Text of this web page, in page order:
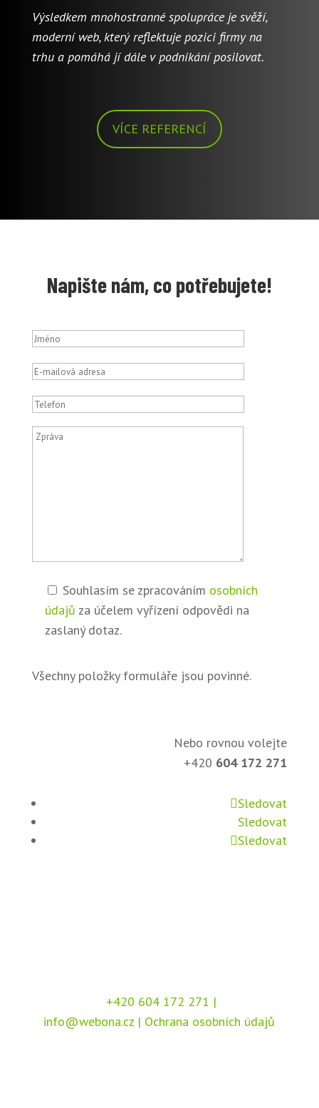
Výsledkem mnohostranné spolupráce je svěží,
moderní web, který reflektuje pozici firmy na
trhu a pomáhá jí dále v podnikání posilovat.
VÍCE REFERENCÍ
Napište nám, co potřebujete!
Souhlasím se zpracováním osobních
údajů za účelem vyřízení odpovědi na
zaslaný dotaz.
Všechny položky formuláře jsou povinné.
Nebo rovnou volejte
+420 604 172 271
Sledovat
Sledovat
Sledovat
+420 604 172 271 |
info@webona.cz | Ochrana osobních údajů